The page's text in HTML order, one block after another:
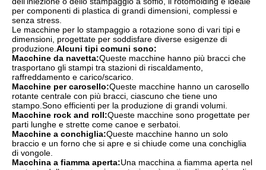
per componenti di plastica di grandi dimensioni, complessi e
senza stress.
Le macchine per lo stampaggio a rotazione sono di vari tipi e
dimensioni, progettate per soddisfare diverse esigenze di
produzione. Alcuni tipi comuni sono:
Macchine da navetta:Queste macchine hanno più bracci che
trasportano gli stampi tra stazioni di riscaldamento,
raffreddamento e carico/scarico.
Macchine per carosello:Queste macchine hanno un carosello
rotante centrale con più bracci, ciascuno che tiene uno
stampo.Sono efficienti per la produzione di grandi volumi.
Macchine rock and roll:Queste macchine sono progettate per
parti lunghe e strette come canoe e serbatoi.
Macchine a conchiglia:Queste macchine hanno un solo
braccio e un forno che si apre e si chiude come una conchiglia
di vongole.
Macchina a fiamma aperta:Una macchina a fiamma aperta nel